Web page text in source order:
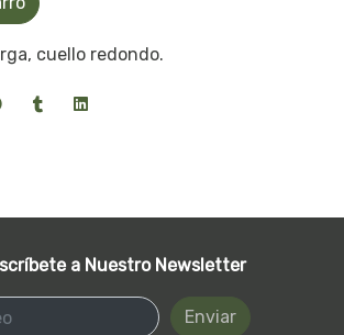
cuello redondo.
a Nuestro Newsletter
Enviar